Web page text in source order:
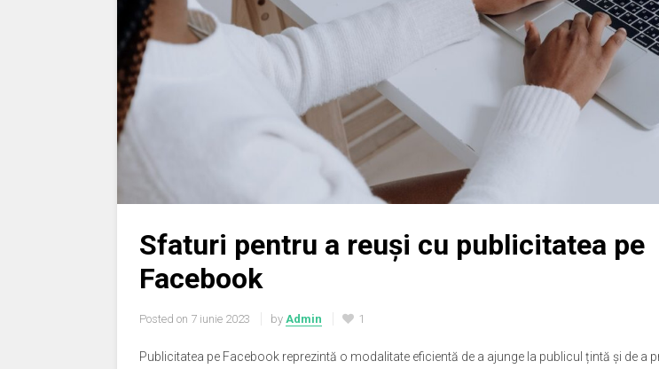
Sfaturi pentru a reuși cu publicitatea pe
Facebook
Posted on 7 iunie 2023 by Admin 1
Publicitatea pe Facebook reprezintă o modalitate eficientă de a ajunge la publicul țintă și de a